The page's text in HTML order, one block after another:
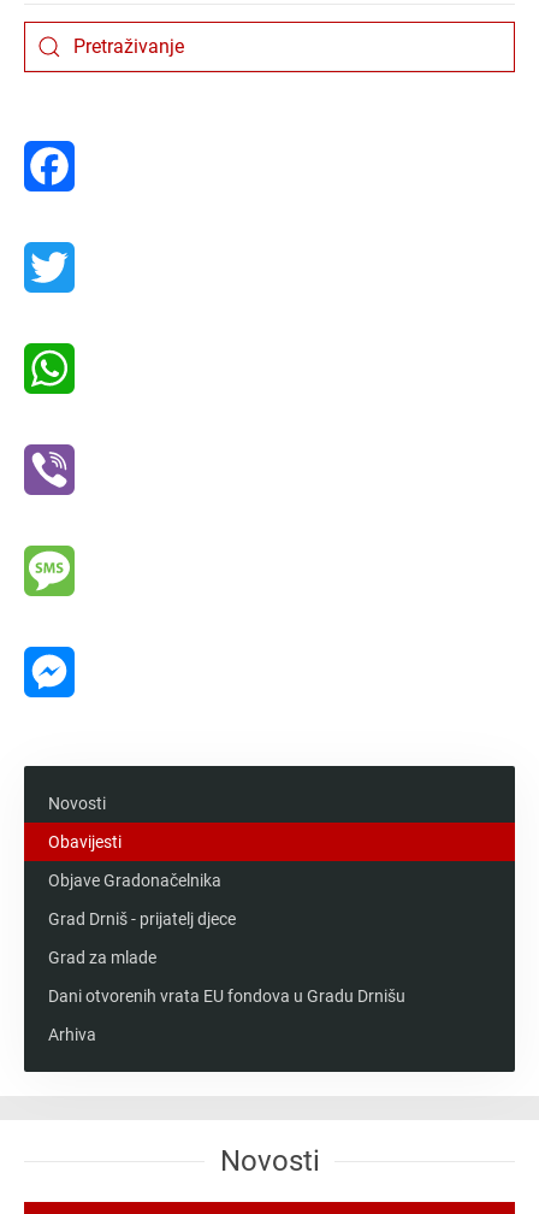
Novosti
Obavijesti
Objave Gradonačelnika
Grad Drniš - prijatelj djece
Grad za mlade
Dani otvorenih vrata EU fondova u Gradu Drnišu
Arhiva
Novosti